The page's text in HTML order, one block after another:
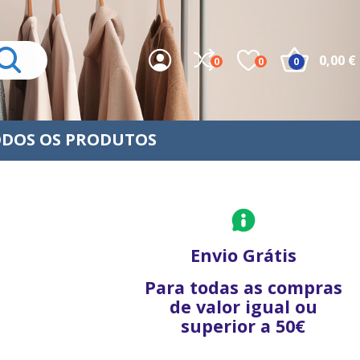
0 0 0,00 €
0
OS PRODUTOS
Envio Grátis
Para todas as compras
de valor igual ou
superior a 50€